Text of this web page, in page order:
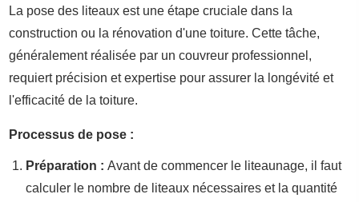
La pose des liteaux est une étape cruciale dans la
construction ou la rénovation d'une toiture. Cette tâche,
généralement réalisée par un couvreur professionnel,
requiert précision et expertise pour assurer la longévité et
l'efficacité de la toiture.
Processus de pose :
Préparation : Avant de commencer le liteaunage, il faut
calculer le nombre de liteaux nécessaires et la quantité